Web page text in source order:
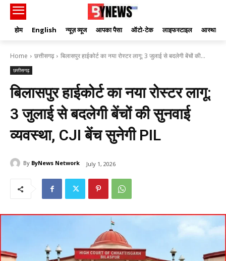
होम English न्यूज़ व्यूज आपका पैसा ऑटो-टेक लाइफस्टाइल आस्था
Home छत्तीसगढ़ बिलासपुर हाईकोर्ट का नया रोस्टर लागू: 3 जुलाई से बदलेगी बेंचों की...
छत्तीसगढ़
बिलासपुर हाईकोर्ट का नया रोस्टर लागू:
3 जुलाई से बदलेगी बेंचों की सुनवाई
व्यवस्था, CJI बेंच सुनेगी PIL
By ByNews Network July 1, 2026